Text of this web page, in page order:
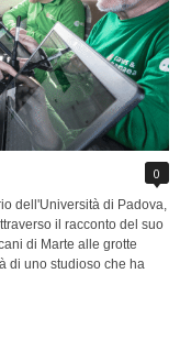
0
dell'Università di Padova,
il racconto del suo
di Marte alle grotte
di uno studioso che ha